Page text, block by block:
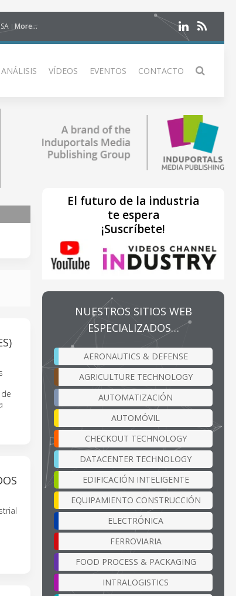
More...
VÍDEOS EVENTOS CONTACTO
El futuro de la industria
te espera
¡Suscríbete!
NUESTROS SITIOS WEB
ESPECIALIZADOS…
AERONAUTICS & DEFENSE
AGRICULTURE TECHNOLOGY
AUTOMATIZACIÓN
AUTOMÓVIL
CHECKOUT TECHNOLOGY
DATACENTER TECHNOLOGY
EDIFICACIÓN INTELIGENTE
EQUIPAMIENTO CONSTRUCCIÓN
ELECTRÓNICA
FERROVIARIA
FOOD PROCESS & PACKAGING
INTRALOGISTICS